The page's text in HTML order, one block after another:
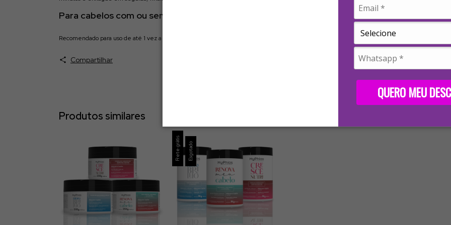
QUERO MEU
Para cabelos com ou sem química
Recomendado para uso de até 1 vez a cada 15 dias ou a cada 4 lavagens (uso diário não autorizado). O uso excessivo pode causar efeito rebote.
Compartilhar
Produtos similares
Frete grátis Esgotado